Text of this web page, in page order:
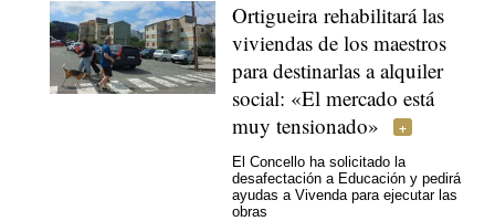
Ortigueira rehabilitará las
viviendas de los maestros
para destinarlas a alquiler
social: «El mercado está
muy tensionado»
El Concello ha solicitado la
desafectación a Educación y pedirá
ayudas a Vivenda para ejecutar las
obras